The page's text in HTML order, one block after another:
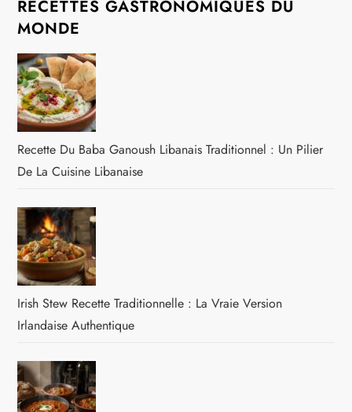
RECETTES GASTRONOMIQUES DU
MONDE
Recette Du Baba Ganoush Libanais Traditionnel : Un Pilier
De La Cuisine Libanaise
Irish Stew Recette Traditionnelle : La Vraie Version
Irlandaise Authentique